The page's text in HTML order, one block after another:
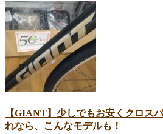
【GIANT】少しでもお安くクロ
れなら、こんなモデルも！